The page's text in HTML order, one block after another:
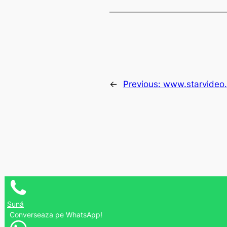
← Previous:
Sună
Converseaza pe WhatsApp!